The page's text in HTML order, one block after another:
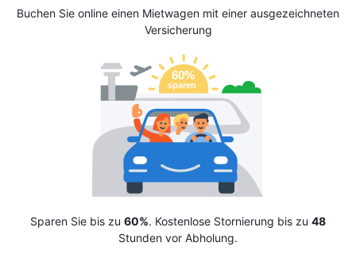
Buchen Sie online einen Mietwagen mit einer ausgezeichneten
Versicherung
Sparen Sie bis zu 60%. Kostenlose Stornierung bis zu 48
Stunden vor Abholung.